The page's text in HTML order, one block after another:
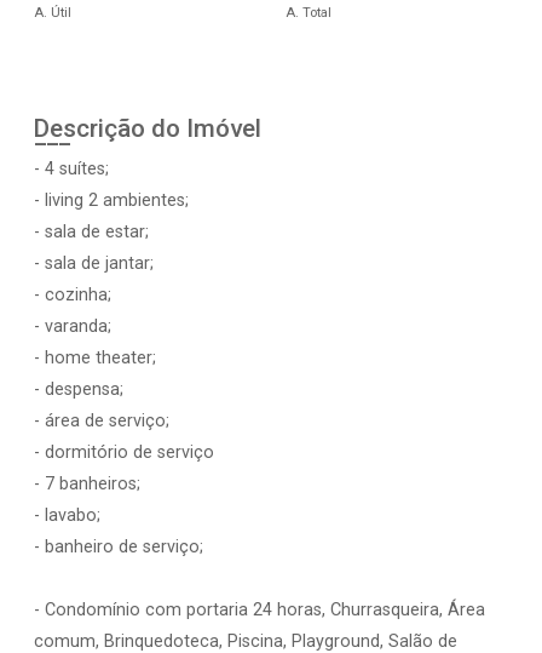
A. Útil A. Total
Descrição do Imóvel
- 4 suítes;
- living 2 ambientes;
- sala de estar;
- sala de jantar;
- cozinha;
- varanda;
- home theater;
- despensa;
- área de serviço;
- dormitório de serviço
- 7 banheiros;
- lavabo;
- banheiro de serviço;
- Condomínio com portaria 24 horas, Churrasqueira, Área
comum, Brinquedoteca, Piscina, Playground, Salão de